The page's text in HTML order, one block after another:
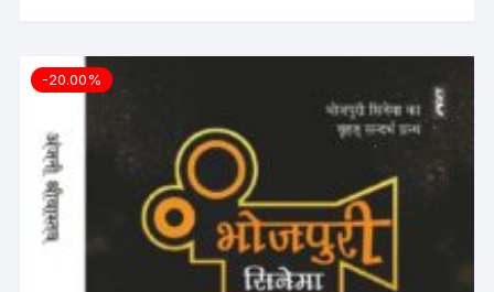
-20.00%